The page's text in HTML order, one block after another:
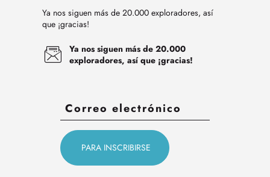
Ya nos siguen más de 20.000 exploradores, así
que ¡gracias!
Ya nos siguen más de 20.000
exploradores, así que ¡gracias!